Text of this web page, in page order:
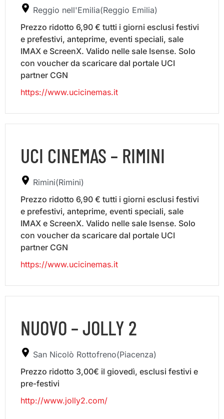
Reggio nell'Emilia(Reggio Emilia)
Prezzo ridotto 6,90 € tutti i giorni esclusi festivi
e prefestivi, anteprime, eventi speciali, sale
IMAX e ScreenX. Valido nelle sale Isense. Solo
con voucher da scaricare dal portale UCI
partner CGN
https://www.ucicinemas.it
UCI CINEMAS – RIMINI
Rimini(Rimini)
Prezzo ridotto 6,90 € tutti i giorni esclusi festivi
e prefestivi, anteprime, eventi speciali, sale
IMAX e ScreenX. Valido nelle sale Isense. Solo
con voucher da scaricare dal portale UCI
partner CGN
https://www.ucicinemas.it
NUOVO – JOLLY 2
San Nicolò Rottofreno(Piacenza)
Prezzo ridotto 3,00€ il giovedì, esclusi festivi e
pre-festivi
http://www.jolly2.com/